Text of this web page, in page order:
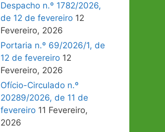
Despacho n.º 1782/2026,
de 12 de fevereiro 12
Fevereiro, 2026
Portaria n.º 69/2026/1, de
12 de fevereiro 12
Fevereiro, 2026
Ofício-Circulado n.º
20289/2026, de 11 de
fevereiro 11 Fevereiro,
2026